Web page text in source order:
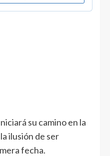
su camino en la
ilusión de ser
fecha.